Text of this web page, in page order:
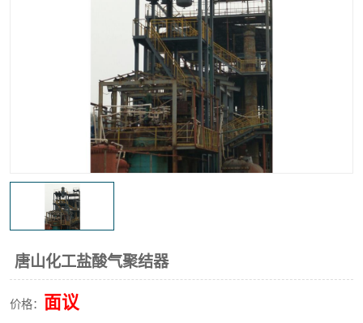
唐山化工盐酸气聚结器
价格： 面议
耐腐蚀除雾器滤芯